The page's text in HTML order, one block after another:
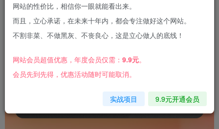
加入98人
社群会员
专属的社群会员社群
落地可行的陪跑项目
39.9 立刻加入
网站的性价比，相信你一眼就能看出来。
而且，立心承诺，在未来十年内，都会专注做好这个网站。
不割非菜、不做黑灰、不丧良心，这是立心做人的底线！
网站会员超值优惠，年度会员仅需： 9.9元。
会员先到先得，优惠活动随时可能取消。
实战项目 9.9元开通会员